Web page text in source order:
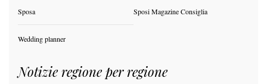
Sposa Sposi Magazine Consiglia
Wedding planner
Notizie regione per regione